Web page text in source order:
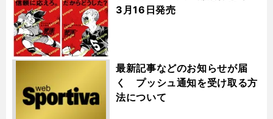
3月16日発売
最新記事などのお知らせが届
く プッシュ通知を受け取る方
法について